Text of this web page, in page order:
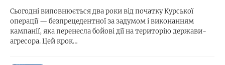
Сьогодні виповнюється два роки від початку Курської
операції — безпрецедентної за задумом і виконанням
кампанії, яка перенесла бойові дії на територію держави-
агресора. Цей крок…